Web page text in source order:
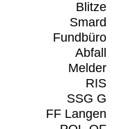
Blitze
Smard
Fundbüro
Abfall
Melder
RIS
SSG G
FF Langen